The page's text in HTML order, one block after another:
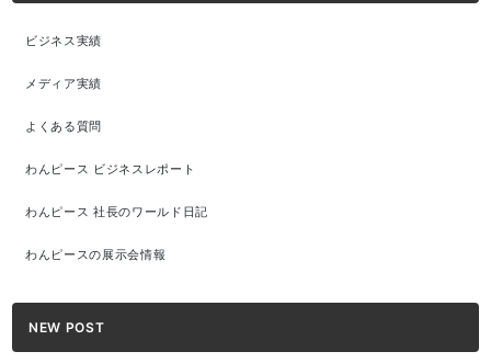
ビジネス実績
メディア実績
よくある質問
わんピース ビジネスレポート
わんピース 社長のワールド日記
わんピースの展示会情報
NEW POST